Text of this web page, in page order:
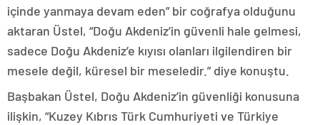
içinde yanmaya devam eden” bir coğrafya olduğunu
aktaran Üstel, “Doğu Akdeniz’in güvenli hale gelmesi,
sadece Doğu Akdeniz’e kıyısı olanları ilgilendiren bir
mesele değil, küresel bir meseledir.” diye konuştu.
Başbakan Üstel, Doğu Akdeniz’in güvenliği konusuna
ilişkin, “Kuzey Kıbrıs Türk Cumhuriyeti ve Türkiye